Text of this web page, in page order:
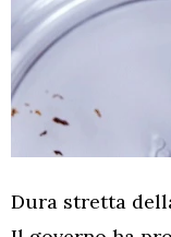
Dura stretta